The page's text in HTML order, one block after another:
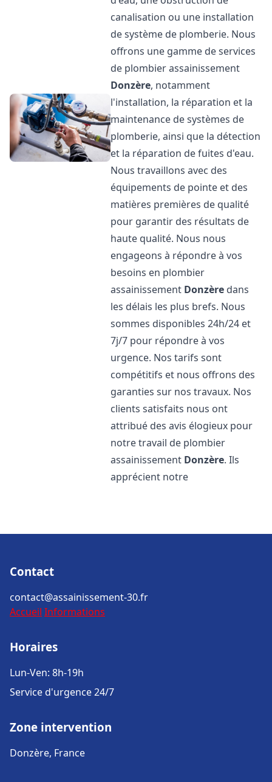
canalisation ou une installation
de système de plomberie. Nous
offrons une gamme de services
de plombier assainissement
Donzère, notamment
l'installation, la réparation et la
maintenance de systèmes de
plomberie, ainsi que la détection
et la réparation de fuites d'eau.
Nous travaillons avec des
équipements de pointe et des
matières premières de qualité
pour garantir des résultats de
haute qualité. Nous nous
engageons à répondre à vos
besoins en plombier
assainissement Donzère dans
les délais les plus brefs. Nous
sommes disponibles 24h/24 et
7j/7 pour répondre à vos
urgence. Nos tarifs sont
compétitifs et nous offrons des
garanties sur nos travaux. Nos
clients satisfaits nous ont
attribué des avis élogieux pour
notre travail de plombier
assainissement Donzère. Ils
apprécient notre
Contact
contact@assainissement-30.fr
Accueil Informations
Horaires
Lun-Ven: 8h-19h
Service d'urgence 24/7
Zone intervention
Donzère, France